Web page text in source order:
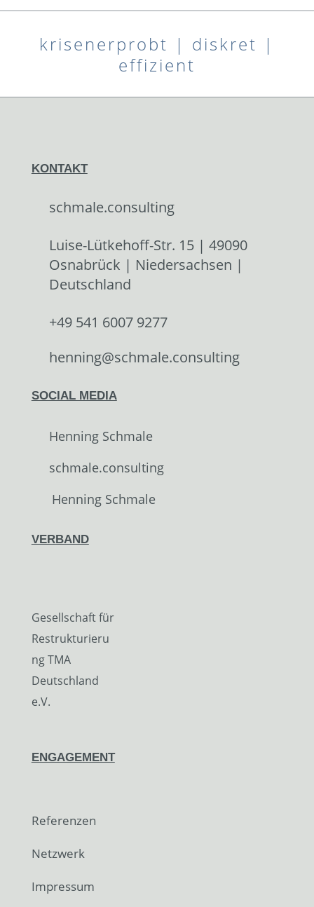
krisenerprobt | diskret |
effizient
KONTAKT
schmale.consulting
Luise-Lütkehoff-Str. 15 | 49090
Osnabrück | Niedersachsen |
Deutschland
+49 541 6007 9277
henning@schmale.consulting
SOCIAL MEDIA
Henning Schmale
schmale.consulting
Henning Schmale
VERBAND
Gesellschaft für
Restrukturieru
ng TMA
Deutschland
e.V.
ENGAGEMENT
Referenzen
Netzwerk
Impressum